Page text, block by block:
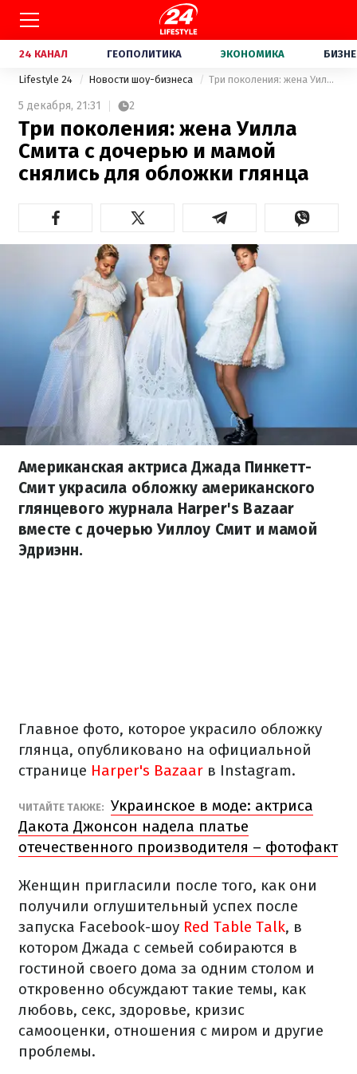
24 КАНАЛ ГЕОПОЛИТИКА ЭКОНОМИКА
Lifestyle 24 Новости шоу-бизнеса Три поколения: жена Уилла Смита с дочерью и мамой снялись для обложки глянца
5 декабря, 21:31 2
Три поколения: жена Уилла
Смита с дочерью и мамой
снялись для обложки глянца
Американская актриса Джада Пинкетт-
Смит украсила обложку американского
глянцевого журнала Harper's Bazaar
вместе с дочерью Уиллоу Смит и мамой
Эдриэнн.
Главное фото, которое украсило обложку
глянца, опубликовано на официальной
странице Harper's Bazaar в Instagram.
ЧИТАЙТЕ ТАКЖЕ: Украинское в моде: актриса
Дакота Джонсон надела платье
отечественного производителя – фотофакт
Женщин пригласили после того, как они
получили оглушительный успех после
запуска Facebook-шоу Red Table Talk, в
котором Джада с семьей собираются в
гостиной своего дома за одним столом и
откровенно обсуждают такие темы, как
любовь, секс, здоровье, кризис
самооценки, отношения с миром и другие
проблемы.